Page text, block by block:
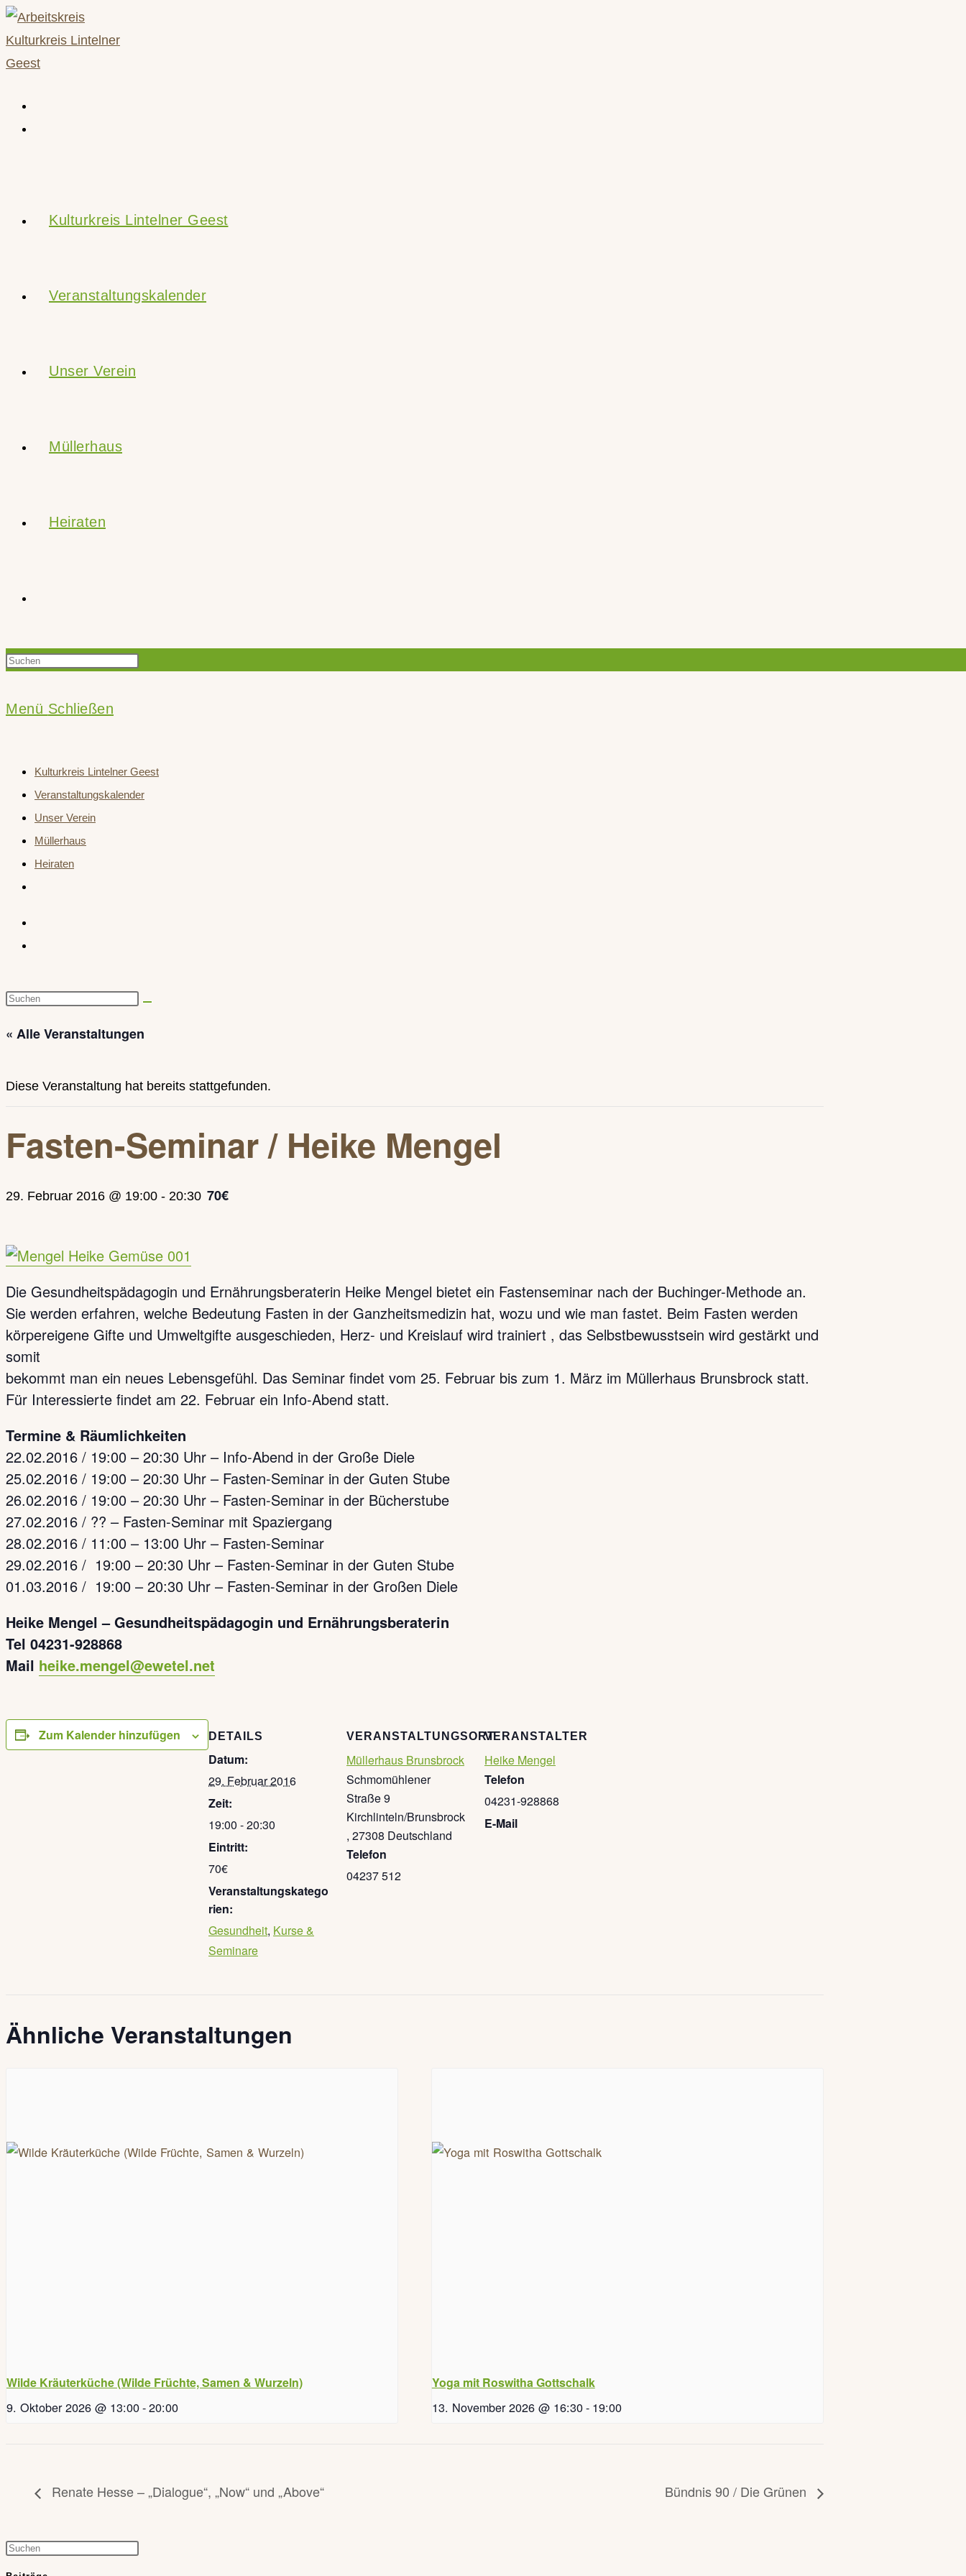
Zum
Inhalt
springen
Kulturkreis Lintelner Geest
Veranstaltungskalender
Unser Verein
Müllerhaus
Heiraten
Suche
Press
search
panel.
Menü Schließen
Kulturkreis Lintelner Geest
Veranstaltungskalender
Unser Verein
Müllerhaus
Heiraten
Diese
durchsuchen
« Alle Veranstaltungen
Diese Veranstaltung hat bereits stattgefunden.
Fasten-Seminar / Heike Mengel
29. Februar 2016 @ 19:00 - 20:30 70€
Die Gesundheitspädagogin und Ernährungsberaterin Heike Mengel bietet ein Fastenseminar nach der Buchinger-Methode an.
Sie werden erfahren, welche Bedeutung Fasten in der Ganzheitsmedizin hat, wozu und wie man fastet. Beim Fasten werden
körpereigene Gifte und Umweltgifte ausgeschieden, Herz- und Kreislauf wird trainiert , das Selbstbewusstsein wird gestärkt und
somit
bekommt man ein neues Lebensgefühl. Das Seminar findet vom 25. Februar bis zum 1. März im Müllerhaus Brunsbrock statt.
Für Interessierte findet am 22. Februar ein Info-Abend statt.
Termine & Räumlichkeiten
22.02.2016 / 19:00 – 20:30 Uhr – Info-Abend in der Große Diele
25.02.2016 / 19:00 – 20:30 Uhr – Fasten-Seminar in der Guten Stube
26.02.2016 / 19:00 – 20:30 Uhr – Fasten-Seminar in der Bücherstube
27.02.2016 / ?? – Fasten-Seminar mit Spaziergang
28.02.2016 / 11:00 – 13:00 Uhr – Fasten-Seminar
29.02.2016 / 19:00 – 20:30 Uhr – Fasten-Seminar in der Guten Stube
01.03.2016 / 19:00 – 20:30 Uhr – Fasten-Seminar in der Großen Diele
Heike Mengel – Gesundheitspädagogin und Ernährungsberaterin
Tel 04231-928868
Mail heike.mengel@ewetel.net
Zum Kalender hinzufügen DETAILS
Datum:
29. Februar 2016
Zeit:
19:00 - 20:30
Eintritt:
70€
Veranstaltungskatego
rien:
Gesundheit, Kurse &
Seminare
VERANSTALTUNGSORT
Müllerhaus Brunsbrock
Schmomühlener
Straße 9
Kirchlinteln/Brunsbrock
, 27308 Deutschland
Telefon
04237 512
VERANSTALTER
Heike Mengel
Telefon
04231-928868
E-Mail
Ähnliche Veranstaltungen
Wilde Kräuterküche (Wilde Früchte, Samen & Wurzeln)
9. Oktober 2026 @ 13:00-20:00
Yoga mit Roswitha Gottschalk
13. November 2026 @ 16:30- 19:00
Renate Hesse – „Dialogue“, „Now“ und „Above“ Bündnis 90 / Die Grünen
Press